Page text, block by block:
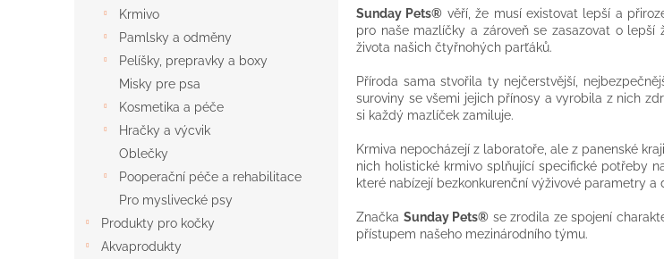
Krmivo
Pamlsky a odměny
Pelíšky, prepravky a boxy
Misky pre psa
Kosmetika a péče
Hračky a výcvik
Oblečky
Pooperační péče a rehabilitace
Pro myslivecké psy
Produkty pro kočky
Akvaprodukty
Sunday Pets® věří, že musí existovat lepší a
pro naše mazlíčky a zároveň se zasazovat o
života našich čtyřnohých parťáků.
Příroda sama stvořila ty nejčerstvější,
suroviny se všemi jejich přínosy a vyrobila z nich
si každý mazlíček zamiluje.
Krmiva nepocházejí z laboratoře, ale z panenské
nich holistické krmivo splňující specifické potřeby
které nabízejí bezkonkurenční výživové parametry a
Značka Sunday Pets® se zrodila ze spojení
přístupem našeho mezinárodního týmu.